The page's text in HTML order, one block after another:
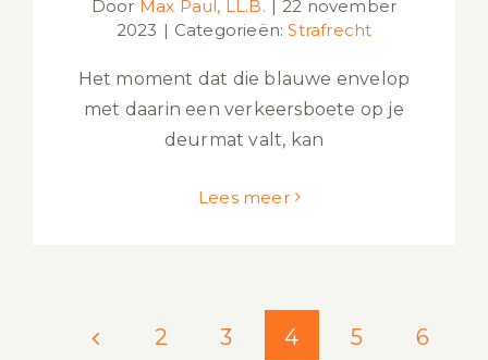
Door Max Paul, LL.B.
22 november
2023 | Categorieën:Strafrecht
Het moment dat die blauwe envelop
met daarin een verkeersboete op je
deurmat valt, kan
Lees meer
2 3 4 5 6